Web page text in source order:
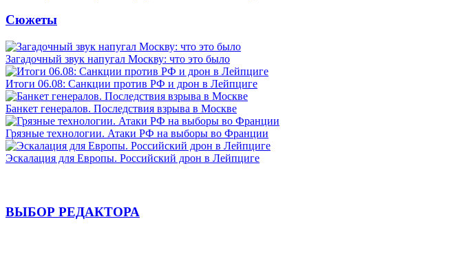
Сюжеты
Загадочный звук напугал Москву: что это было
Итоги 06.08: Санкции против РФ и дрон в Лейпциге
Банкет генералов. Последствия взрыва в Москве
Грязные технологии. Атаки РФ на выборы во Франции
Эскалация для Европы. Российский дрон в Лейпциге
ВЫБОР РЕДАКТОРА